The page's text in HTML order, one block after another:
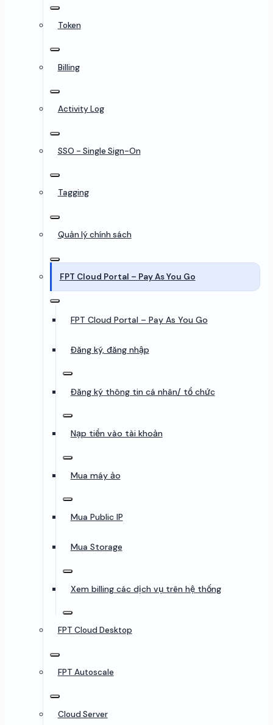
Token
Billing
Activity Log
SSO - Single Sign-On
Tagging
Quản lý chính sách
FPT Cloud Portal – Pay As You Go
FPT Cloud Portal – Pay As You Go
Đăng ký, đăng nhập
Đăng ký thông tin cá nhân/ tổ chức
Nạp tiền vào tài khoản
Mua máy ảo
Mua Public IP
Mua Storage
Xem billing các dịch vụ trên hệ thống
FPT Cloud Desktop
FPT Autoscale
Cloud Server